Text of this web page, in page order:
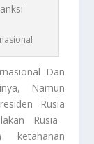
Dan
Namun
Rusia
Rusia
ketahanan